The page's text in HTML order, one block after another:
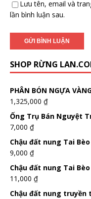
Lưu tên, email và
lần bình luận sau.
SHOP RỪNG
PHÂN BÓN NGỰA
1,325,000 ₫
Ống Trụ Bán Nguyệt
7,000 ₫
Chậu đất nung Tai
9,000 ₫
Chậu đất nung Tai
11,000 ₫
Chậu đất nung truyền